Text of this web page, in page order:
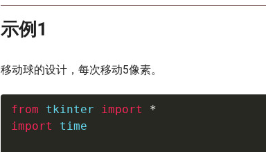
示例1
移动球的设计，每次移动5像素。
from tkinter import
*
import
time